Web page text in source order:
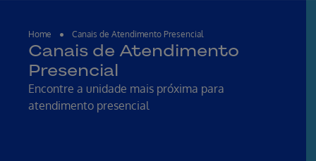
Home Canais de Atendimento Presencial
Canais de Atendimento
Presencial
Encontre a unidade mais próxima para
atendimento presencial